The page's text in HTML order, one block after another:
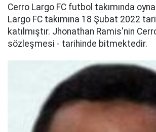
Cerro Largo FC futbol takımında
Largo FC takımına 18 Şubat 2022
katılmıştır. Jhonathan Ramis'nin
sözleşmesi - tarihinde bitmektedir.